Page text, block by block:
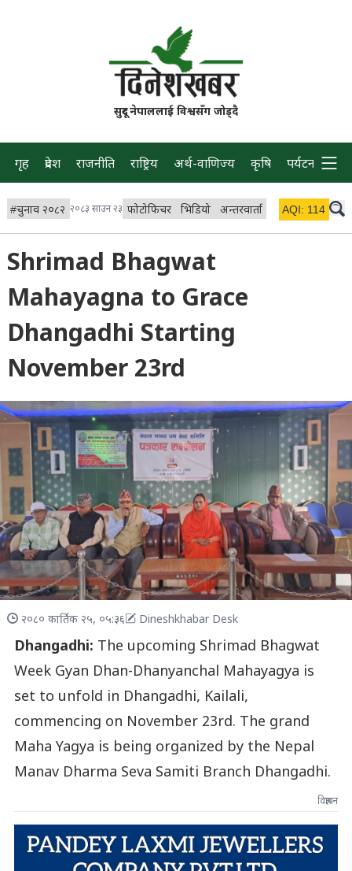
सुदूर नेपाललाई विश्वसँग जोड्दै
गृह प्रदेश राजनीति राष्ट्रिय अर्थ-वाणिज्य कृषि पर्यटन प्रवास
#चुनाव २०८२ २०८३ साउन २३ फोटोफिचर भिडियो अन्तरवार्ता विचार/ब्लग
AQI: 114
Shrimad Bhagwat
Mahayagna to Grace
Dhangadhi Starting
November 23rd
२०८० कार्तिक २५, ०५:३६ Dineshkhabar Desk
Dhangadhi: The upcoming Shrimad Bhagwat
Week Gyan Dhan-Dhanyanchal Mahayagya is
set to unfold in Dhangadhi, Kailali,
commencing on November 23rd. The grand
Maha Yagya is being organized by the Nepal
Manav Dharma Seva Samiti Branch Dhangadhi.
विज्ञापन